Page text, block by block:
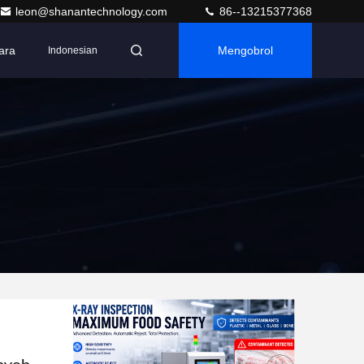
leon@shanantechnology.com 86--13215377368
Indonesian Mengobrol